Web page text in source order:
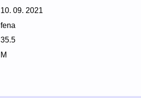
10. 09. 2021
fena
35.5
M